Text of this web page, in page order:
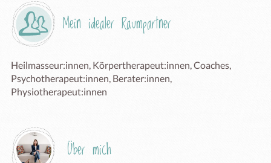
Mein idealer Raumpartner
Heilmasseur:innen, Körpertherapeut:innen, Coaches,
Psychotherapeut:innen, Berater:innen,
Physiotherapeut:innen
Über mich